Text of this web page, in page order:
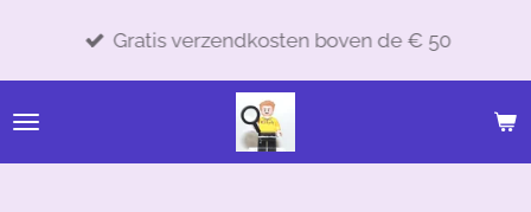
de
hoofdinhoud
Gratis verzendkosten boven de € 50